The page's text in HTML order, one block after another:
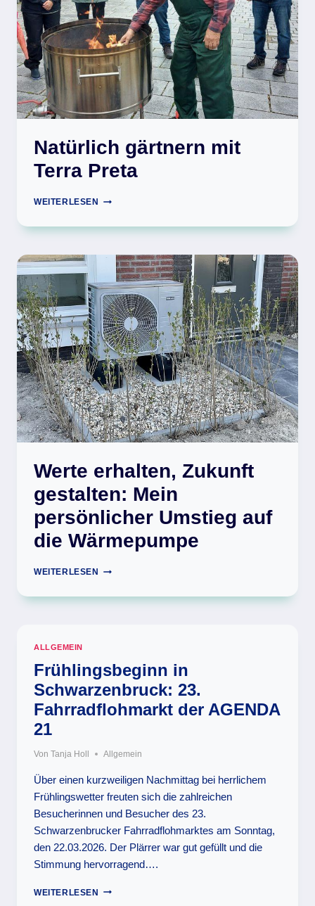
IN
MÜNCHEN
Natürlich gärtnern mit
Terra Preta
WEITERLESEN
NATÜRLICH
MIT
Werte erhalten, Zukunft
gestalten: Mein
persönlicher Umstieg auf
die Wärmepumpe
WEITERLESEN
WERTE
ZUKUNFT
AUF
DIE
WÄRMEPUMPE
ALLGEMEIN
Frühlingsbeginn in
Schwarzenbruck: 23.
Fahrradflohmarkt der AGENDA
21
Von Tanja Holl Allgemein
Über einen kurzweiligen Nachmittag bei herrlichem
Frühlingswetter freuten sich die zahlreichen
Besucherinnen und Besucher des 23.
Schwarzenbrucker Fahrradflohmarktes am Sonntag,
den 22.03.2026. Der Plärrer war gut gefüllt und die
Stimmung hervorragend….
WEITERLESEN FRÜHLINGSBEGINN